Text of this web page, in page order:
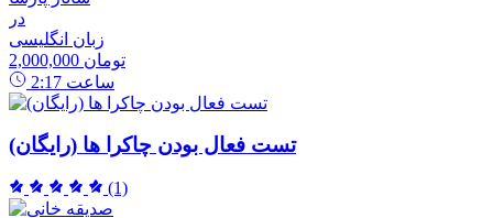
در
زبان انگلیسی
2,000,000 تومان
2:17 ساعت
تست فعال بودن چاکرا ها (رایگان)
(1)